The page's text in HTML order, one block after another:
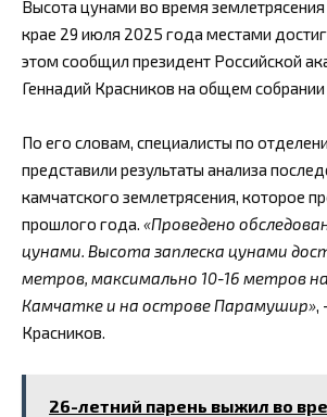
Высота цунами во время
крае 29 июля 2025 года местами
этом сообщил президент Российской
Геннадий Красников на общем
По его словам, специалисты по
представили результаты анализа
камчатского землетрясения, которое
прошлого года. «Проведено
цунами. Высота заплеска цунами
метров, максимально 10-16 метров
Камчатке и на острове Парамушир»,
Красников.
26-летний парень выжил во